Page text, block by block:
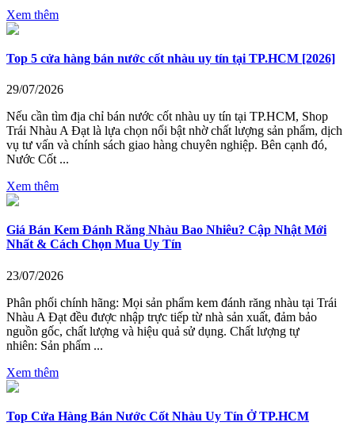
Xem thêm
Top 5 cửa hàng bán nước cốt nhàu uy tín tại TP.HCM [2026]
29/07/2026
Nếu cần tìm địa chỉ bán nước cốt nhàu uy tín tại TP.HCM, Shop
Trái Nhàu A Đạt là lựa chọn nổi bật nhờ chất lượng sản phẩm, dịch
vụ tư vấn và chính sách giao hàng chuyên nghiệp. Bên cạnh đó,
Nước Cốt ...
Xem thêm
Giá Bán Kem Đánh Răng Nhàu Bao Nhiêu? Cập Nhật Mới
Nhất & Cách Chọn Mua Uy Tín
23/07/2026
Phân phối chính hãng: Mọi sản phẩm kem đánh răng nhàu tại Trái
Nhàu A Đạt đều được nhập trực tiếp từ nhà sản xuất, đảm bảo
nguồn gốc, chất lượng và hiệu quả sử dụng. Chất lượng tự
nhiên: Sản phẩm ...
Xem thêm
Top Cửa Hàng Bán Nước Cốt Nhàu Uy Tín Ở TP.HCM